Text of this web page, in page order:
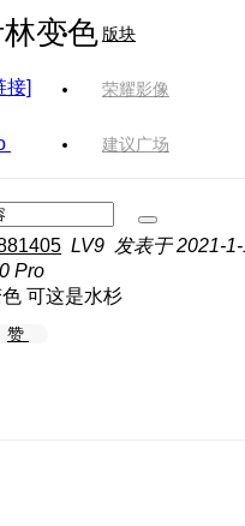
版块
荣耀影像
建议广场
变色
接]
LV9 发表于 2021-
Pro
可这是水杉
赞